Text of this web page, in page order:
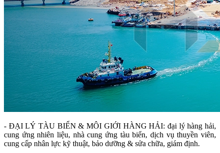
- ĐẠI LÝ TÀU BIỂN & MÔI GIỚI HÀNG HẢI: đại lý hàng hải,
cung ứng nhiên liệu, nhà cung ứng tàu biển, dịch vụ thuyền viên,
cung cấp nhân lực kỹ thuật, bảo dưỡng & sửa chữa, giám định.